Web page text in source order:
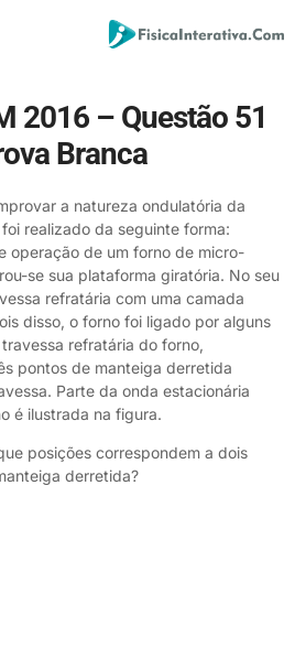
2016 – Questão 51
Branca
a natureza ondulatória da
realizado da seguinte forma:
operação de um forno de micro-
se sua plataforma giratória. No seu
refratária com uma camada
disso, o forno foi ligado por alguns
refratária do forno,
pontos de manteiga derretida
Parte da onda estacionária
é ilustrada na figura.
posições correspondem a dois
derretida?